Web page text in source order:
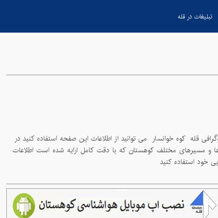
تبلیغات در قله
کوه خوانسار می توانید از اطلاعات این صفحه استفاده کنید در
کشور برای شما کوهنوردان عزیز فراهم شود شما می توانید با بررسی دقیق این نقشه ها و مسیرهای مختلف کوهستان که با دقت کامل ارایه شده است اطلاعات